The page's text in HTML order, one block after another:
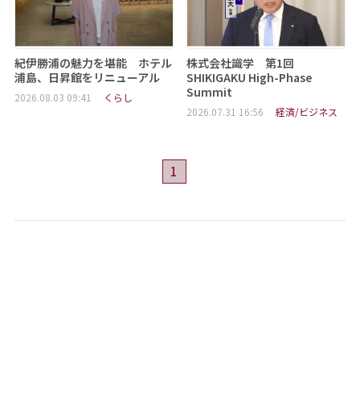
紀伊勝浦の魅力を堪能 ホテル
浦島、日昇館をリニューアル
2026.08.03 09:41 くらし
株式会社識学 第1回
SHIKIGAKU High-Phase
Summit
2026.07.31 16:56 経済/ビジネス
1